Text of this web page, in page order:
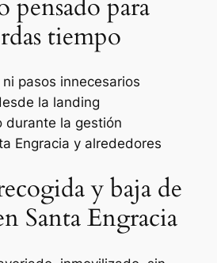
pensado para
tiempo
pasos innecesarios
la landing
durante la gestión
Engracia y alrededores
y baja de
Santa Engracia